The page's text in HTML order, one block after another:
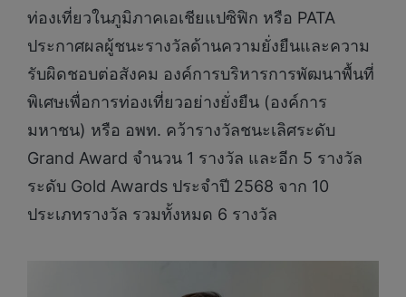
ท่องเที่ยวในภูมิภาคเอเชียแปซิฟิก หรือ PATA
ประกาศผลผู้ชนะรางวัลด้านความยั่งยืนและความ
รับผิดชอบต่อสังคม องค์การบริหารการพัฒนาพื้นที่
พิเศษเพื่อการท่องเที่ยวอย่างยั่งยืน (องค์การ
มหาชน) หรือ อพท. คว้ารางวัลชนะเลิศระดับ
Grand Award จำนวน 1 รางวัล และอีก 5 รางวัล
ระดับ Gold Awards ประจำปี 2568 จาก 10
ประเภทรางวัล รวมทั้งหมด 6 รางวัล